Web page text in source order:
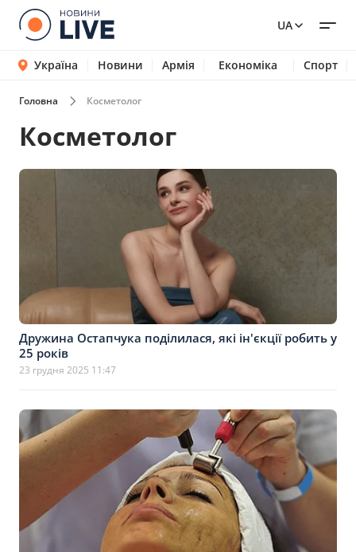
UA
Україна Новини Армія Економіка Спорт
Головна Косметолог
Косметолог
Дружина Остапчука поділилася, які ін'єкції робить у
25 років
23 грудня 2025 11:47